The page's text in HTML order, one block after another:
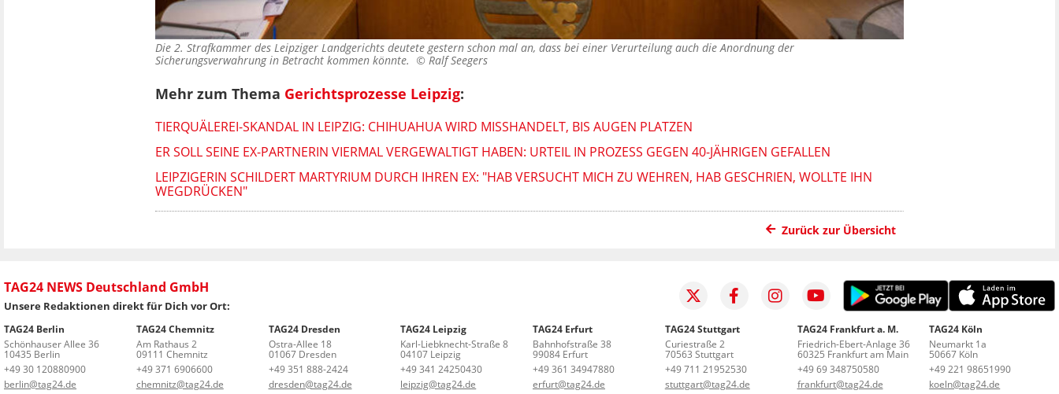
Die 2. Strafkammer des Leipziger Landgerichts deutete gestern schon mal an, dass bei einer Verurteilung auch die Anordnung der
Sicherungsverwahrung in Betracht kommen könnte. © Ralf Seegers
Mehr zum Thema Gerichtsprozesse Leipzig:
TIERQUÄLEREI-SKANDAL IN LEIPZIG: CHIHUAHUA WIRD MISSHANDELT, BIS AUGEN PLATZEN
ER SOLL SEINE EX-PARTNERIN VIERMAL VERGEWALTIGT HABEN: URTEIL IN PROZESS GEGEN 40-JÄHRIGEN GEFALLEN
LEIPZIGERIN SCHILDERT MARTYRIUM DURCH IHREN EX: "HAB VERSUCHT MICH ZU WEHREN, HAB GESCHRIEN, WOLLTE IHN
WEGDRÜCKEN"
Zurück zur Übersicht
TAG24 NEWS Deutschland GmbH
Unsere Redaktionen direkt für Dich vor Ort:
TAG24 Berlin
Schönhauser Allee 36
10435 Berlin
+49 30 120880900
berlin@tag24.de
TAG24 Chemnitz
Am Rathaus 2
09111 Chemnitz
+49 371 6906600
chemnitz@tag24.de
TAG24 Dresden
Ostra-Allee 18
01067 Dresden
+49 351 888-2424
dresden@tag24.de
TAG24 Leipzig
Karl-Liebknecht-Straße 8
04107 Leipzig
+49 341 24250430
leipzig@tag24.de
TAG24 Erfurt
Bahnhofstraße 38
99084 Erfurt
+49 361 34947880
erfurt@tag24.de
TAG24 Stuttgart
Curiestraße 2
70563 Stuttgart
+49 711 21952530
stuttgart@tag24.de
TAG24 Frankfurt a. M.
Friedrich-Ebert-Anlage 36
60325 Frankfurt am Main
+49 69 348750580
frankfurt@tag24.de
TAG24 Köln
Neumarkt 1a
50667 Köln
+49 221 98651990
koeln@tag24.de